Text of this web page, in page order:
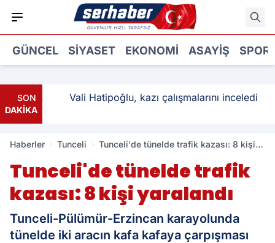
GÜNCEL SIYASET EKONOMI ASAYIŞ SPOR
SON
DAKİKA
3 Vali Hatipoğlu, kazı çalışmalarını inceledi
Haberler Tunceli
Tunceli'de tünelde trafik kazası: 8 kişi
Tunceli'de tünelde trafik
kazası: 8 kişi yaralandı
Tunceli-Pülümür-Erzincan karayolunda
tünelde iki aracın kafa kafaya çarpışması